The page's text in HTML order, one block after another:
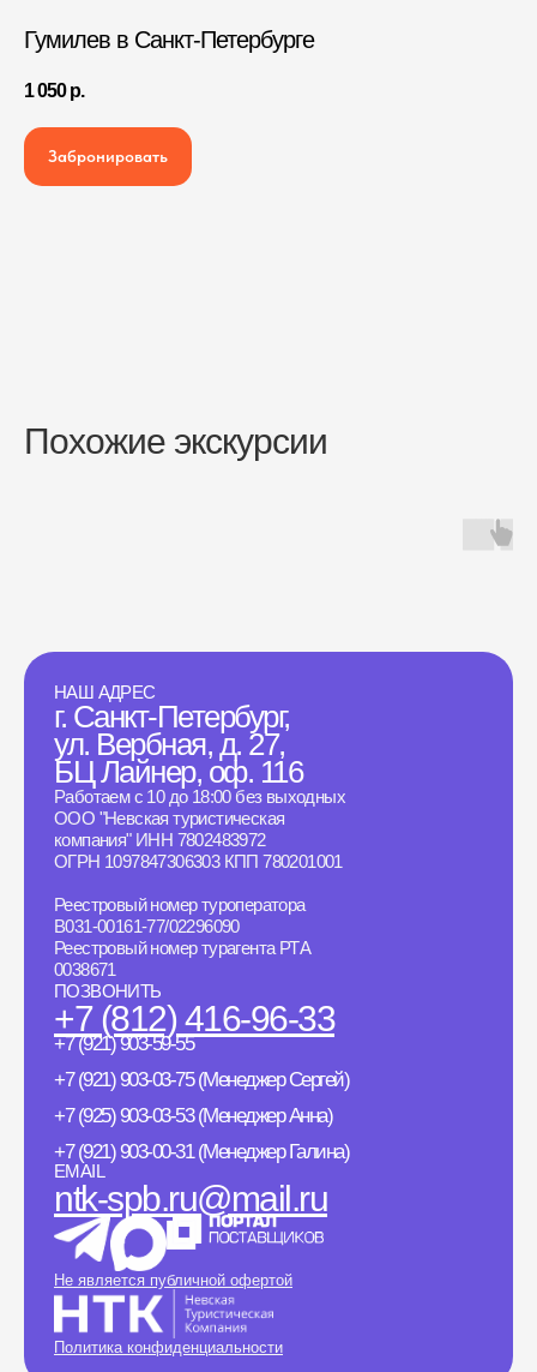
Гумилев в Санкт-Петербурге
1 050 р.
Забронировать
Похожие экскурсии
НАШ АДРЕС
г. Санкт-Петербург,
ул. Вербная, д. 27,
БЦ Лайнер, оф. 116
Работаем с 10 до 18:00 без выходных
ООО "Невская туристическая
компания" ИНН 7802483972
ОГРН 1097847306303 КПП 780201001
Реестровый номер туроператора
B031-00161-77/02296090
Реестровый номер турагента РТА
0038671
ПОЗВОНИТЬ
+7 (812) 416-96-33
+7 (921) 903-59-55
+7 (921) 903-03-75 (Менеджер Сергей)
+7 (925) 903-03-53 (Менеджер Анна)
+7 (921) 903-00-31 (Менеджер Галина)
EMAIL
ntk-spb.ru@mail.ru
Не является публичной офертой
Политика конфиденциальности